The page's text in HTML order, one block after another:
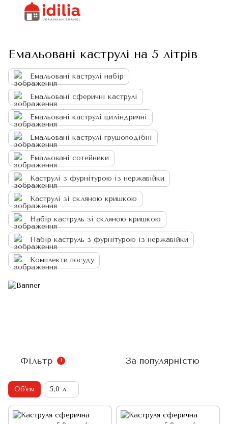
Емальовані каструлі на 5 літрів
Емальовані каструлі набір
Емальовані сферичні каструлі
Емальовані каструлі циліндричні
Емальовані каструлі грушоподібні
Емальовані сотейники
Каструлі з фурнітурою із нержавійки
Каструлі зі скляною кришкою
Набір каструль зі скляною кришкою
Набір каструль з фурнітурою із нержавійки
Комплекти посуду
Фільтр 1 За популярністю
Об'єм 5,0 л